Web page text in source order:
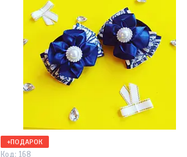
+ПОДАРОК
168